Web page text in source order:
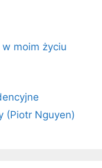
moim życiu
(Piotr Nguyen)